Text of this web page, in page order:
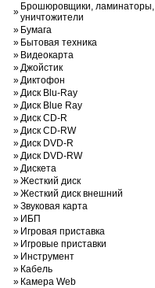
» Брошюровщики, ламинаторы,
уничтожители
» Бумага
» Бытовая техника
» Видеокарта
»Джойстик
»Диктофон
»Диск Blu-Ray
»Диск Blue Ray
»Диск CD-R
»Диск CD-RW
»Диск DVD-R
»Диск DVD-RW
»Дискета
»Жесткий диск
»Жесткий диск внешний
»Звуковая карта
» ИБП
» Игровая приставка
» Игровые приставки
» Инструмент
» Кабель
» Камера Web